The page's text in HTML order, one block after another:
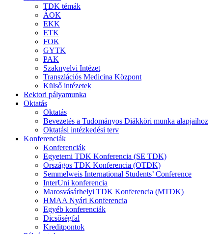
TDK témák
ÁOK
EKK
ETK
FOK
GYTK
PAK
Szaknyelvi Intézet
Transzlációs Medicina Központ
Külső intézetek
Rektori pályamunka
Oktatás
Oktatás
Bevezetés a Tudományos Diákköri munka alapjaihoz
Oktatási intézkedési terv
Konferenciák
Konferenciák
Egyetemi TDK Konferencia (SE TDK)
Országos TDK Konferencia (OTDK)
Semmelweis International Students’ Conference
InterUni konferencia
Marosvásárhelyi TDK Konferencia (MTDK)
HMAA Nyári Konferencia
Egyéb konferenciák
Dicsőségfal
Kreditpontok